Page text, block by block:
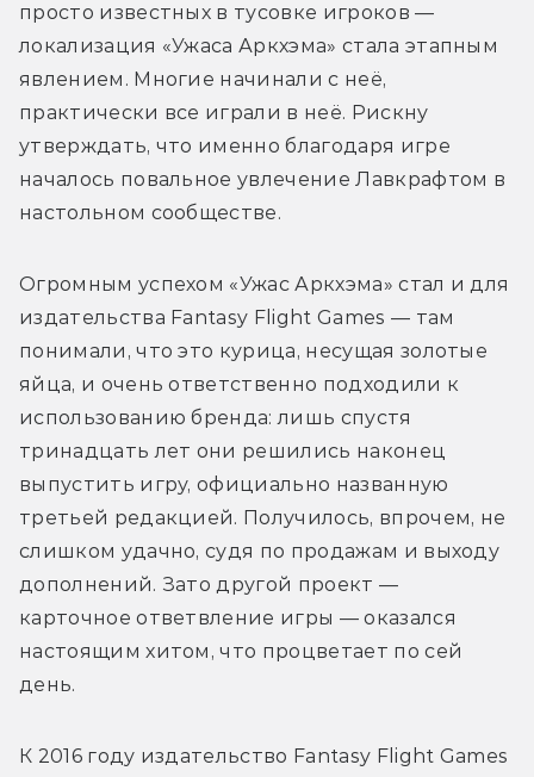
просто известных в тусовке игроков —
локализация «Ужаса Аркхэма» стала этапным
явлением. Многие начинали с неё,
практически все играли в неё. Рискну
утверждать, что именно благодаря игре
началось повальное увлечение Лавкрафтом в
настольном сообществе.
Огромным успехом «Ужас Аркхэма» стал и для
издательства Fantasy Flight Games — там
понимали, что это курица, несущая золотые
яйца, и очень ответственно подходили к
использованию бренда: лишь спустя
тринадцать лет они решились наконец
выпустить игру, официально названную
третьей редакцией. Получилось, впрочем, не
слишком удачно, судя по продажам и выходу
дополнений. Зато другой проект —
карточное ответвление игры — оказался
настоящим хитом, что процветает по сей
день.
К 2016 году издательство Fantasy Flight Games